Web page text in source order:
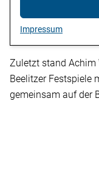
Impressum
Zuletzt stand Achim
Beelitzer Festspiele
gemeinsam auf der